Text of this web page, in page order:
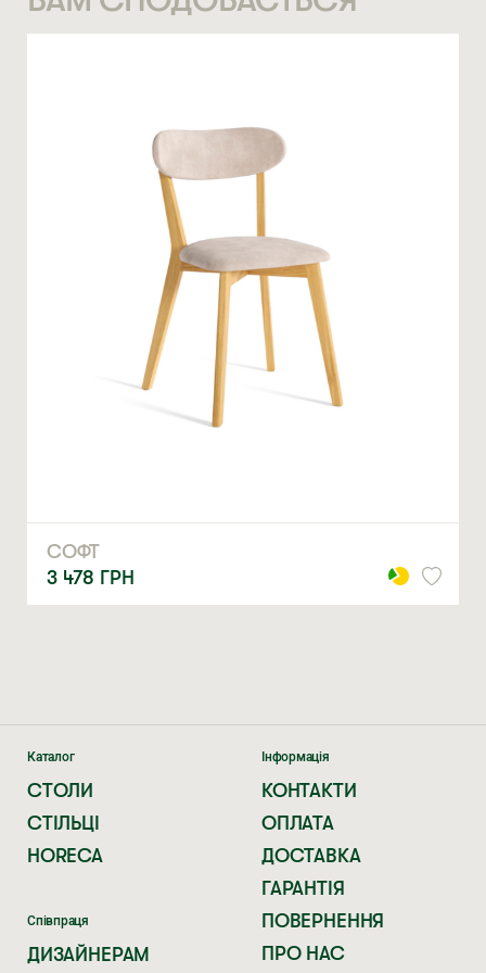
СОФТ
3 478 ГРН
Каталог
СТОЛИ
СТІЛЬЦІ
HORECA
Співпраця
ДИЗАЙНЕРАМ
Інформація
КОНТАКТИ
ОПЛАТА
ДОСТАВКА
ГАРАНТІЯ
ПОВЕРНЕННЯ
ПРО НАС
персональних даних
КІЛЬКІСТЬ ТА ОСОБЛИВІ ПОБАЖАННЯ
Натискаючи ви автоматично погоджуєтеся на обробку
персональних даних